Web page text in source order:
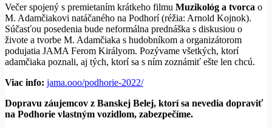
Večer spojený s premietaním krátkeho filmu Muzikológ a tvorca o
M. Adamčiakovi natáčaného na Podhorí (réžia: Arnold Kojnok).
Súčasťou posedenia bude neformálna prednáška s diskusiou o
živote a tvorbe M. Adamčiaka s hudobníkom a organizátorom
podujatia JAMA Ferom Királyom. Pozývame všetkých, ktorí
adamčiaka poznali, aj tých, ktorí sa s ním zoznámiť ešte len chcú.
Viac info: jama.ooo/podhorie-2022/
Dopravu záujemcov z Banskej Belej, ktorí sa nevedia dopraviť
na Podhorie vlastným vozidlom, zabezpečíme.